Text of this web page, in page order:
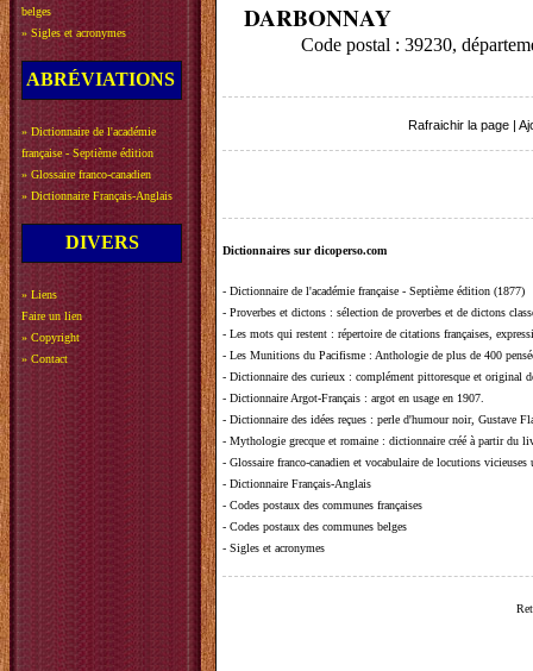
belges
» Sigles et acronymes
ABRÉVIATIONS
» Dictionnaire de l'académie
française - Septième édition
» Glossaire franco-canadien
» Dictionnaire Français-Anglais
DIVERS
» Liens
Faire un lien
» Copyright
» Contact
DARBONNAY
Code postal : 39230,
Rafraichir la page
Dictionnaires sur dicoperso.com
- Dictionnaire de l'académie française - Septième édition (1877)
- Proverbes et dictons : sélection de proverbes et de dictons
- Les mots qui restent : répertoire de citations françaises,
- Les Munitions du Pacifisme : Anthologie de plus de 400
- Dictionnaire des curieux : complément pittoresque et original
- Dictionnaire Argot-Français : argot en usage en 1907.
- Dictionnaire des idées reçues : perle d'humour noir, Gustave
- Mythologie grecque et romaine : dictionnaire créé à partir du
- Glossaire franco-canadien et vocabulaire de locutions vicieuses
- Dictionnaire Français-Anglais
- Codes postaux des communes françaises
- Codes postaux des communes belges
- Sigles et acronymes